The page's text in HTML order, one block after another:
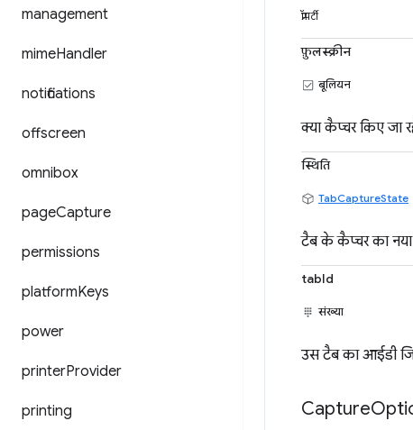
management
mimeHandler
notifications
offscreen
omnibox
pageCapture
permissions
platformKeys
power
printerProvider
printing
प्रॉपर्टी
फ़ुलस्क्रीन
बूलियन
क्या कैप्चर किए जा
स्थिति
TabCaptureState
टैब के कैप्चर का
tabId
संख्या
उस टैब का आईडी
Capture